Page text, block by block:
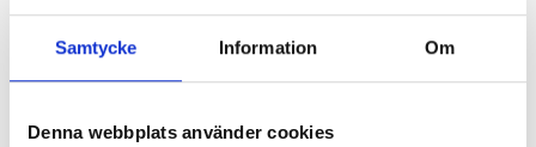
Samtycke Information Om
Denna webbplats använder cookies
EUH210 Safety data sheet available on request.